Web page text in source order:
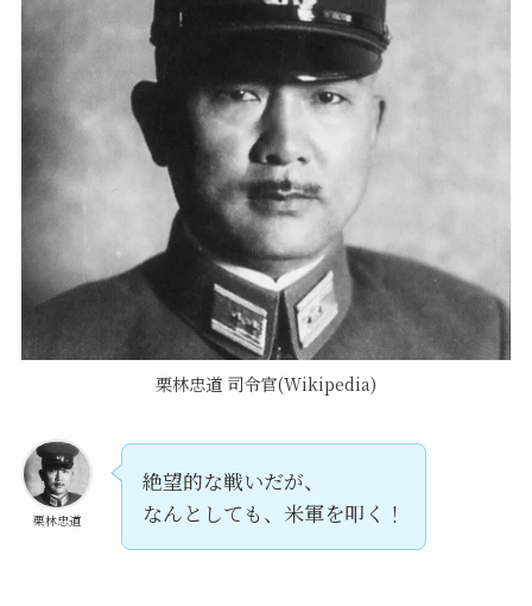
栗林忠道 司令官(Wikipedia)
栗林忠道
絶望的な戦いだが、
なんとしても、米軍を叩く！